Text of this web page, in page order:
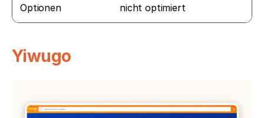
Optionen
nicht optimiert
Yiwugo